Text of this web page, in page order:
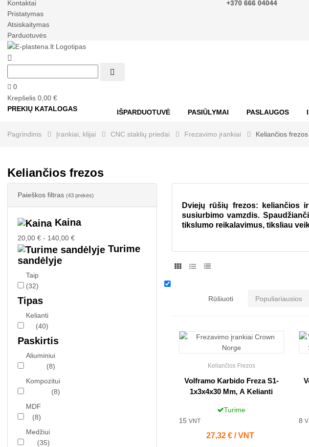
Kontaktai
Pristatymas
Atsiskaitymas
Parduotuvės
+370 666 04044


0
Krepšelis 0,00 €
PREKIŲ KATALOGAS
IŠPARDUOTUVĖ PASIŪLYMAI PASLAUGOS
Pagrindinis Įrankiai, klijai CNC staklių priedai Frezavimo įrankiai Keliančios frezos
Keliančios frezos
Paieškos filtras (43 prekės)
Kaina
20,00 € - 140,00 €
Turime
sandėlyje
Taip
(32)
Tipas
Kelianti
(40)
Paskirtis
Aliuminiui
(8)
Kompozitui
(8)
MDF
(8)
Medžiui
(35)
Dviejų rūšių frezos: keliančios
susiurbimo vamzdis.
tikslumo reikalavimus, tiksliau
Rūšiuoti Populiariausios
Keliančios Frezos
Volframo Karbido Freza S1-
1x3x4x30 Mm, A Kelianti
Turime
15 VNT
Kaina
27,32 € / VNT
8